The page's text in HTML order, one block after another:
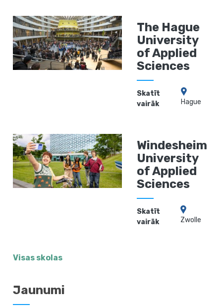
The Hague
University
of Applied
Sciences
Skatīt
vairāk
Hague
Windesheim
University
of Applied
Sciences
Skatīt
vairāk
Zwolle
Visas skolas
Jaunumi